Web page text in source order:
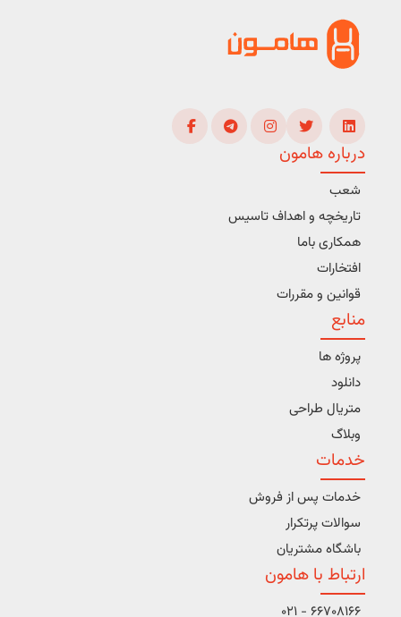
درباره هامون
شعب
تاریخچه و اهداف تاسیس
همکاری باما
افتخارات
قوانین و مقررات
منابع
پروژه ها
دانلود
متریال طراحی
وبلاگ
خدمات
خدمات پس از فروش
سوالات پرتکرار
باشگاه مشتریان
ارتباط با هامون
66708166 - 021